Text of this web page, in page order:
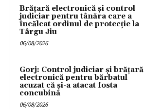
Brățară electronică și control
judiciar pentru tânăra care a
încălcat ordinul de protecție la
Târgu Jiu
06/08/2026
Gorj: Control judiciar și brățară
electronică pentru bărbatul
acuzat că și-a atacat fosta
concubină
06/08/2026